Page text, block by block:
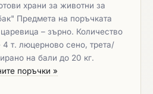
храни за животни за
Предмета на поръчката
– зърно. Количество
т. люцерново сено, трета/
на бали до 20 кг.
поръчки »